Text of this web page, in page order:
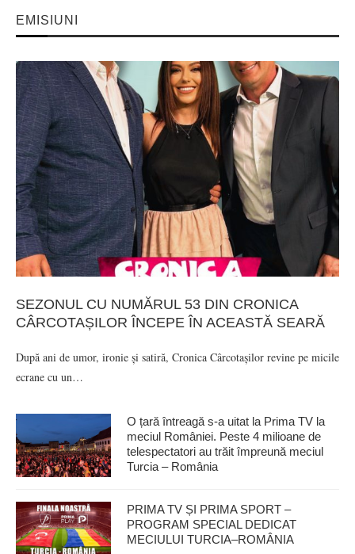
EMISIUNI
SEZONUL CU NUMĂRUL 53 DIN CRONICA
CÂRCOTAȘILOR ÎNCEPE ÎN ACEASTĂ SEARĂ
După ani de umor, ironie și satiră, Cronica Cârcotașilor revine pe micile
ecrane cu un…
O țară întreagă s-a uitat la Prima TV la
meciul României. Peste 4 milioane de
telespectatori au trăit împreună meciul
Turcia – România
PRIMA TV ȘI PRIMA SPORT –
PROGRAM SPECIAL DEDICAT
MECIULUI TURCIA–ROMÂNIA